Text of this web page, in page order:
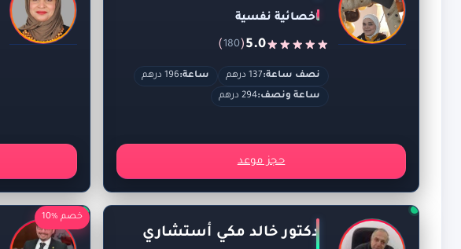
اخصائية نفسية
5.0
(
180
)
نصف ساعة:137 درهم ساعة:196 درهم
ساعة ونصف:294 درهم
حجز موعد
دكتور خالد مكي أستشاري
خصم %10